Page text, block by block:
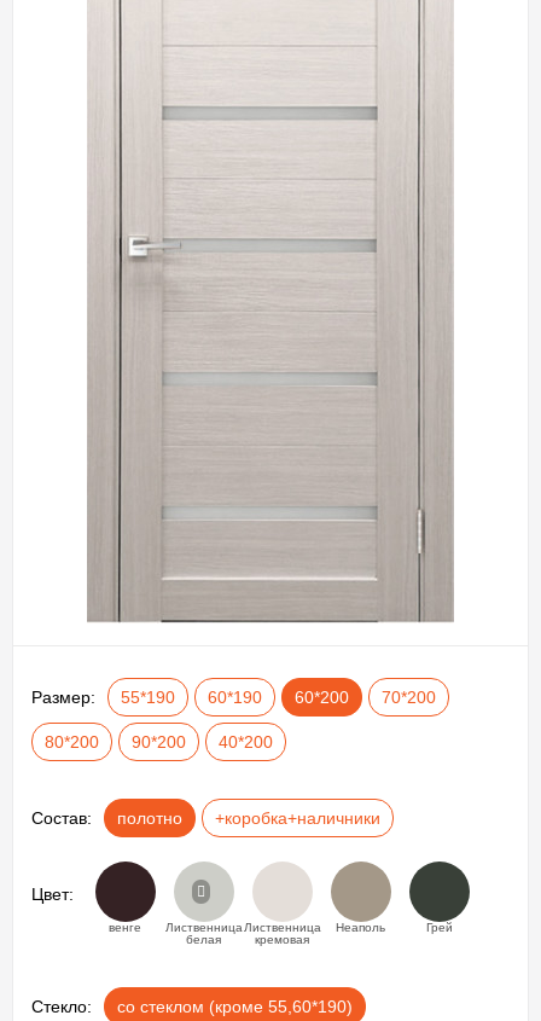
Размер: 55*190 60*190 60*200 70*200
80*200 90*200 40*200
Состав: полотно +коробка+наличники
Цвет:
венге
Лиственница
белая
Лиственница
кремовая
Неаполь Грей
Стекло: со стеклом (кроме 55,60*190)